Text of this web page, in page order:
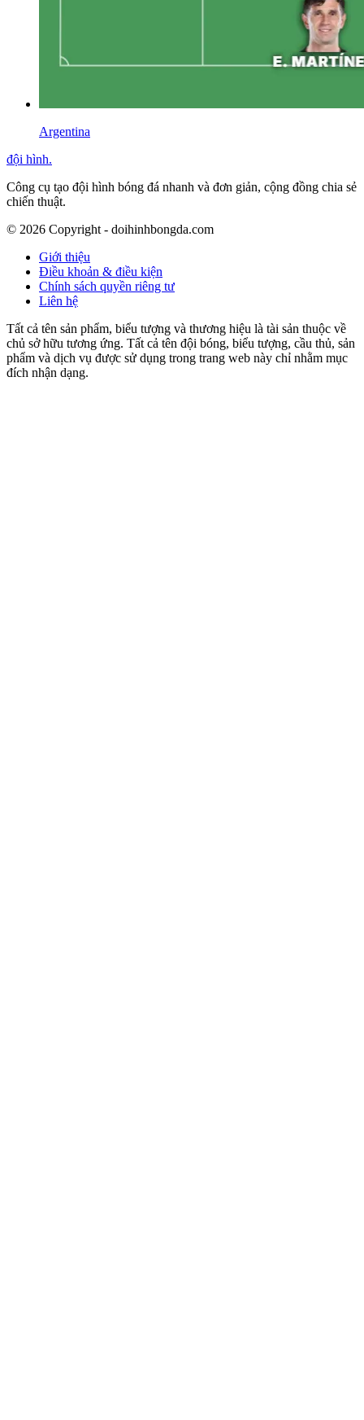
Argentina
đội hình.
Công cụ tạo đội hình bóng đá nhanh và đơn giản, cộng đồng chia sẻ
chiến thuật.
© 2026 Copyright - doihinhbongda.com
Giới thiệu
Điều khoản & điều kiện
Chính sách quyền riêng tư
Liên hệ
Tất cả tên sản phẩm, biểu tượng và thương hiệu là tài sản thuộc về
chủ sở hữu tương ứng. Tất cả tên đội bóng, biểu tượng, cầu thủ, sản
phẩm và dịch vụ được sử dụng trong trang web này chỉ nhằm mục
đích nhận dạng.